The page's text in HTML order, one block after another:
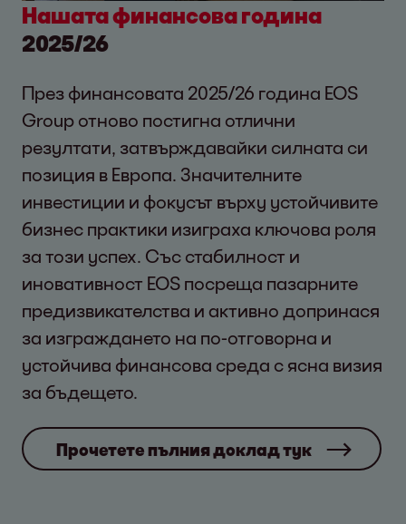
Нашата финансова година
2025/26
През финансовата 2025/26 година EOS
Group отново постигна отлични
резултати, затвърждавайки силната си
позиция в Европа. Значителните
инвестиции и фокусът върху устойчивите
бизнес практики изиграха ключова роля
за този успех. Със стабилност и
иновативност EOS посреща пазарните
предизвикателства и активно допринася
за изграждането на по-отговорна и
устойчива финансова среда с ясна визия
за бъдещето.
Прочетете пълния доклад тук